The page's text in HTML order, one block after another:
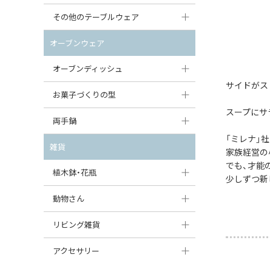
サイドが
スープに
「ミレナ」
家族経営の
でも、才能
少しずつ
スープ皿
ダルマプレート
たまご型プレート
ハート型プレート
変形プレート
分割ディッシュ
すべて見る
丸鉢・どんぶり・ボウル
茶碗
オーバルボウル
ハートボウル
葉っぱ型ボウル
りんご型ボウル
いちご型ボウル
星型ボウル
ガーリックポット
オニオンキャニスター
ガーリックキャニスター
チーズケース
バターディッシュ
六角形ポット
ボトル
すべて見る
スープチュリーン
角型カッティングボード
丸型カッティングボード
すべて見る
その他のテーブルウェア
調味料入れ
グレイヴィーボート
エッグカップ
ケーキスタンド
カトラリー
はしおき・カトラリーレスト
オーブンウェア
オーブンディッシュ
大型（24cm〜）
中型（18〜24cm）
スクエアオーブンディッシュ
オーバルオーブンディッシュ
すべて見る
お菓子づくりの型
パウンド型
マフィン型
すべて見る
両手鍋
チュリーン
キャセロール
すべて見る
雑貨
植木鉢・花瓶
植木鉢
花瓶
動物さん
フィギュア・置物
貯金箱
リビング雑貨
スツール
アクセサリー